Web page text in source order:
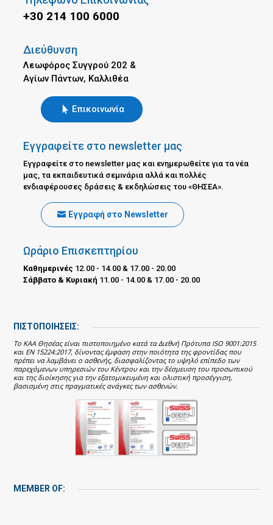
+30 214 100 6000
Διεύθυνση
Λεωφόρος Συγγρού 202 &
Αγίων Πάντων, Καλλιθέα
Επικοινωνία
Εγγραφείτε στο newsletter μας
Εγγραφείτε στο newsletter μας και ενημερωθείτε για τα νέα
μας, τα εκπαιδευτικά σεμινάρια αλλά και πολλές
ενδιαφέρουσες δράσεις & εκδηλώσεις του «ΘΗΣΕΑ».
Εγγραφή στο Newsletter
Ωράριο Επισκεπτηρίου
Καθημερινές 12.00 - 14.00 & 17.00 - 20.00
Σάββατο & Κυριακή 11.00 - 14.00 & 17.00 - 20.00
ΠΙΣΤΟΠΟΙΗΣΕΙΣ:
Το ΚΑΑ Θησέας είναι πιστοποιημένο κατά τα Διεθνή Πρότυπα ISO 9001:2015
και EN 15224:2017, δίνοντας έμφαση στην ποιότητα της φροντίδας που
πρέπει να λαμβάνει ο ασθενής, διασφαλίζοντας το υψηλό επίπεδο των
παρεχόμενων υπηρεσιών του Κέντρου και την δέσμευση του προσωπικού
και της διοίκησης για την εξατομικευμένη και ολιστική προσέγγιση,
βασισμένη στις πραγματικές ανάγκες των ασθενών.
MEMBER OF: